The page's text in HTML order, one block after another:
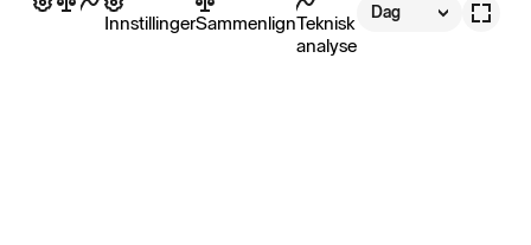
InnstillingerSammenlignTeknisk
analyse
Dag